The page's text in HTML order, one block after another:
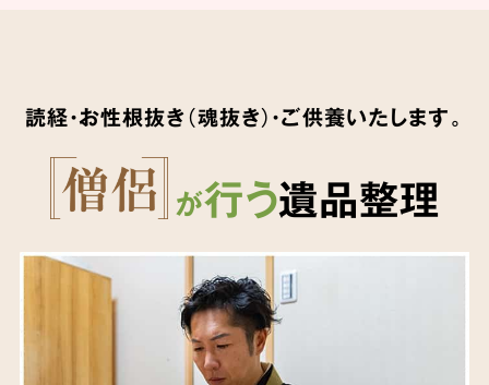
が行う遺品整理
読経・お性根抜き（魂抜き）・ご供養いたします。